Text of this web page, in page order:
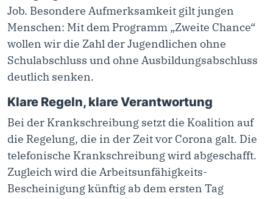
Job. Besondere Aufmerksamkeit gilt jungen
Menschen: Mit dem Programm „Zweite Chance“
wollen wir die Zahl der Jugendlichen ohne
Schulabschluss und ohne Ausbildungsabschluss
deutlich senken.
Klare Regeln, klare Verantwortung
Bei der Krankschreibung setzt die Koalition auf
die Regelung, die in der Zeit vor Corona galt. Die
telefonische Krankschreibung wird abgeschafft.
Zugleich wird die Arbeitsunfähigkeits-
Bescheinigung künftig ab dem ersten Tag